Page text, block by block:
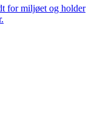
for miljøet og holder